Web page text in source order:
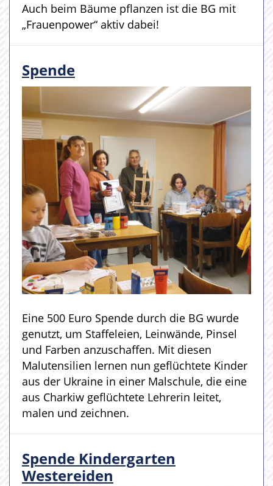
Auch beim Bäume pflanzen ist die BG mit
„Frauenpower“ aktiv dabei!
Spende
Eine 500 Euro Spende durch die BG wurde
genutzt, um Staffeleien, Leinwände, Pinsel
und Farben anzuschaffen. Mit diesen
Malutensilien lernen nun geflüchtete Kinder
aus der Ukraine in einer Malschule, die eine
aus Charkiw geflüchtete Lehrerin leitet,
malen und zeichnen.
Spende Kindergarten
Westereiden